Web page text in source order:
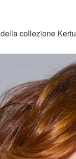
della collezione